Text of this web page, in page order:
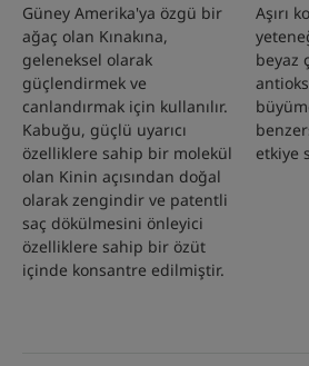
Güney Amerika'ya özgü bir
ağaç olan Kınakına,
geleneksel olarak
güçlendirmek ve
canlandırmak için kullanılır.
Kabuğu, güçlü uyarıcı
özelliklere sahip bir molekül
olan Kinin açısından doğal
olarak zengindir ve patentli
saç dökülmesini önleyici
özelliklere sahip bir özüt
içinde konsantre edilmiştir.
Aşırı
beyaz
etkiye